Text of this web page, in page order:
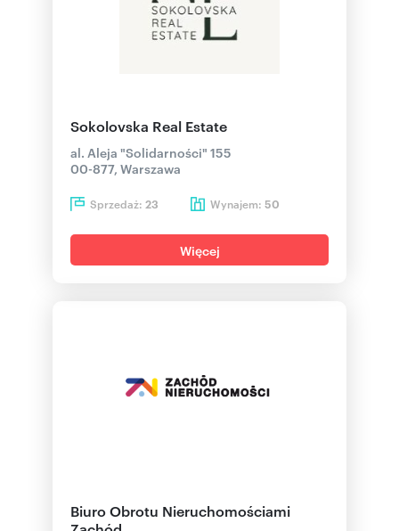
Sokolovska Real Estate
al. Aleja "Solidarności" 155
00-877, Warszawa
Sprzedaż: 23 Wynajem: 50
Więcej
Biuro Obrotu Nieruchomościami